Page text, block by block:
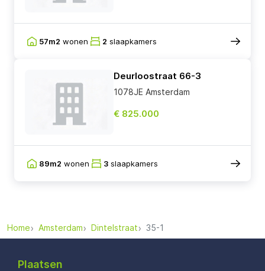
57m2 wonen 2 slaapkamers
Deurloostraat 66-3
1078JE Amsterdam
€ 825.000
89m2 wonen 3 slaapkamers
Home Amsterdam Dintelstraat 35-1
Plaatsen